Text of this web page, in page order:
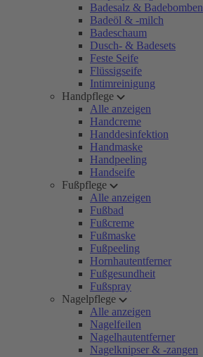
Badesalz & Badebomben
Badeöl & -milch
Badeschaum
Dusch- & Badesets
Feste Seife
Flüssigseife
Intimreinigung
Handpflege
Alle anzeigen
Handcreme
Handdesinfektion
Handmaske
Handpeeling
Handseife
Fußpflege
Alle anzeigen
Fußbad
Fußcreme
Fußmaske
Fußpeeling
Hornhautentferner
Fußgesundheit
Fußspray
Nagelpflege
Alle anzeigen
Nagelfeilen
Nagelhautentferner
Nagelknipser & -zangen